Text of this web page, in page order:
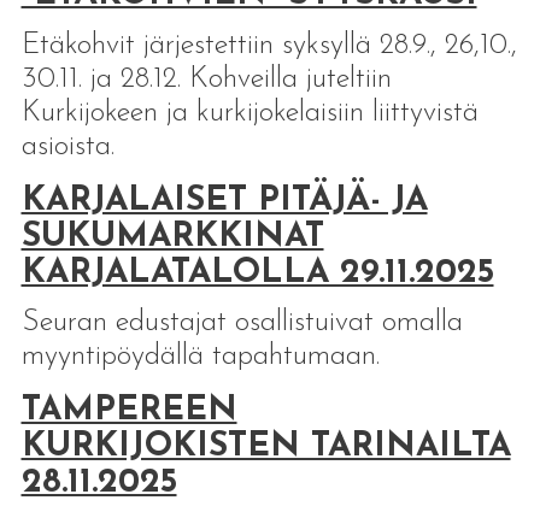
Etäkohvit järjestettiin syksyllä 28.9., 26,10.,
30.11. ja 28.12. Kohveilla juteltiin
Kurkijokeen ja kurkijokelaisiin liittyvistä
asioista.
KARJALAISET PITÄJÄ- JA
SUKUMARKKINAT
KARJALATALOLLA 29.11.2025
Seuran edustajat osallistuivat omalla
myyntipöydällä tapahtumaan.
TAMPEREEN
KURKIJOKISTEN TARINAILTA
28.11.2025